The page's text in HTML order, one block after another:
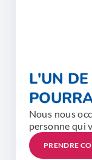
L'UN
Nous nous
personne qui
PRENDRE